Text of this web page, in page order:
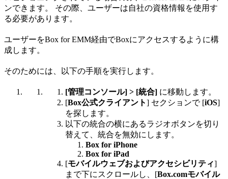
ンできます。 その際、ユーザーは自社の資格情報を使用す
る必要があります。
ユーザーをBox for EMM経由でBoxにアクセスするように構
成します。
そのためには、以下の手順を実行します。
[管理コンソール] > [統合] に移動します。
[Box公式クライアント] セクションで [iOS]
を探します。
以下の統合の横にあるラジオボタンを切り
替えて、統合を無効にします。
Box for iPhone
Box for iPad
[モバイルウェブおよびアクセシビリティ]
まで下にスクロールし、[Box.comモバイル